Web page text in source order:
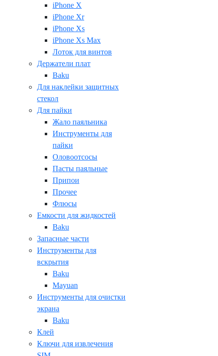
iPhone X
iPhone Xr
iPhone Xs
iPhone Xs Max
Лоток для винтов
Держатели плат
Baku
Для наклейки защитных
стекол
Для пайки
Жало паяльника
Инструменты для
пайки
Оловоотсосы
Пасты паяльные
Припои
Прочее
Флюсы
Емкости для жидкостей
Baku
Запасные части
Инструменты для
вскрытия
Baku
Mayuan
Инструменты для очистки
экрана
Baku
Клей
Ключи для извлечения